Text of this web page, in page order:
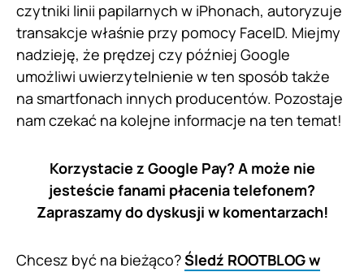
czytniki linii papilarnych w iPhonach, autoryzuje
transakcje właśnie przy pomocy FaceID. Miejmy
nadzieję, że prędzej czy później Google
umożliwi uwierzytelnienie w ten sposób także
na smartfonach innych producentów. Pozostaje
nam czekać na kolejne informacje na ten temat!
Korzystacie z Google Pay? A może nie
jesteście fanami płacenia telefonem?
Zapraszamy do dyskusji w komentarzach!
Chcesz być na bieżąco?Śledź ROOTBLOG w